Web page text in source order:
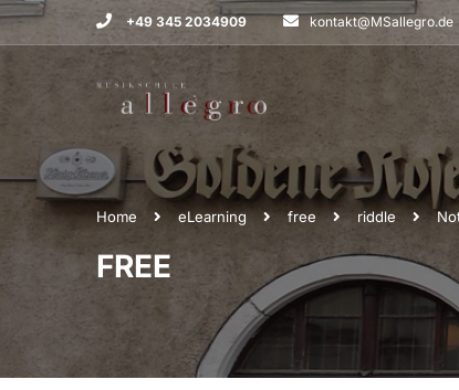
+49 345 2034909 kontakt@MSallegro.de
Home eLearning free riddle
FREE